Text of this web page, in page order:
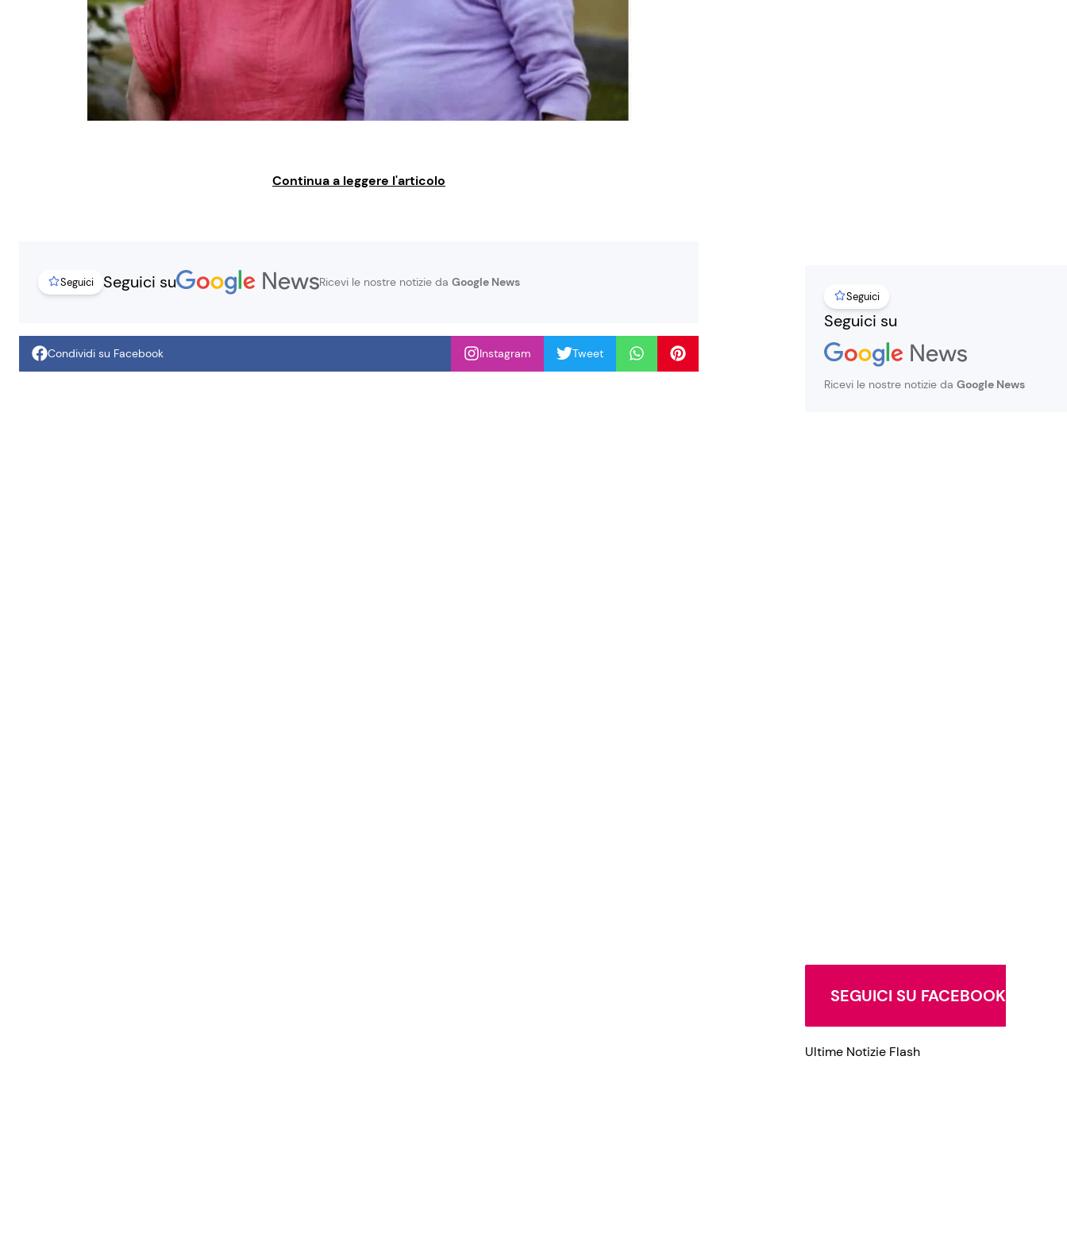
Continua a leggere l'articolo
Seguici Seguici su Ricevi le nostre notizie da Google News
Condividi su Facebook Instagram Tweet
Seguici
Seguici su
Ricevi le nostre notizie da Google News
SEGUICI SU FACEBOOK
Ultime Notizie Flash